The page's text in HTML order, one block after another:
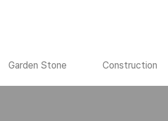
Garden Stone Construction